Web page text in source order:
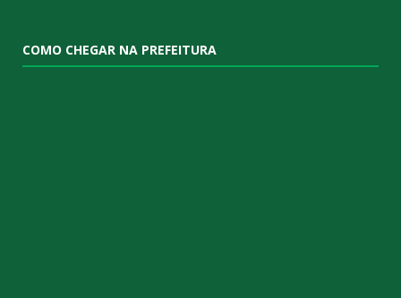
COMO CHEGAR NA PREFEITURA